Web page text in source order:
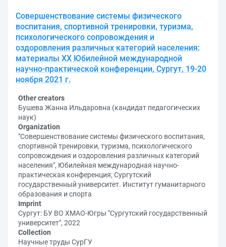
Совершенствование системы физического
воспитания, спортивной тренировки, туризма,
психологического сопровождения и
оздоровления различных категорий населения:
материалы XX Юбилейной международной
научно-практической конференции, Сургут, 19-20
ноября 2021 г.
Other creators
Бушева Жанна Ильдаровна (кандидат педагогических
наук)
Organization
"Совершенствование системы физического воспитания,
спортивной тренировки, туризма, психологического
сопровождения и оздоровления различных категорий
населения", Юбилейная международная научно-
практическая конференция; Сургутский
государственный университет. Институт гуманитарного
образования и спорта
Imprint
Сургут: БУ ВО ХМАО-Югры "Сургутский государственный
университет", 2022
Collection
Научные труды СурГУ